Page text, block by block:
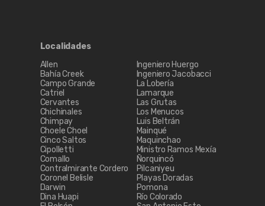
Localidades
Allen
Bahía Creek
Campo Grande
Catriel
Cervantes
Chichinales
Chimpay
Choele Choel
Cinco Saltos
Cipolletti
Comallo
Contralmirante Cordero
Coronel Belisle
Darwin
Dina Huapi
Ingeniero Huergo
Ingeniero Jacobacci
La Lobería
Lamarque
Las Grutas
Los Menucos
Luis Beltrán
Mainqué
Maquinchao
Ministro Ramos Mexía
Ñorquincó
Pilcaniyeu
Playas Doradas
Pomona
Río Colorado